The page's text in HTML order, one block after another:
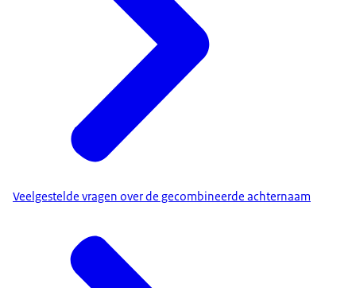
De moeder is zwanger van een bekende donor en de
duomoeder erkent het kind. Uw kind krijgt
automatisch de achternaam van de
geboortemoeder.
Wilt u dat uw kind de achternaam van de duomoeder
krijgt? Dan moet u dat samen laten vastleggen bij de
burgerlijke stand.
Veelgestelde vragen over de gecombineerde achternaam